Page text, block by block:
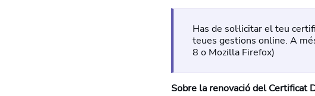
Has de sol·licitar el teu
teues gestions online. A
8 o Mozilla Firefox)
Sobre la renovació del Certificat